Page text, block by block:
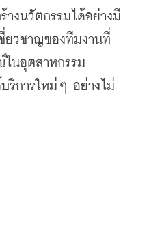
างนวัตกรรมได้อย่างมี
ยวชาญของทีมงานที่
ในอุตสาหกรรม
บริการใหม่ๆ อย่างไม่